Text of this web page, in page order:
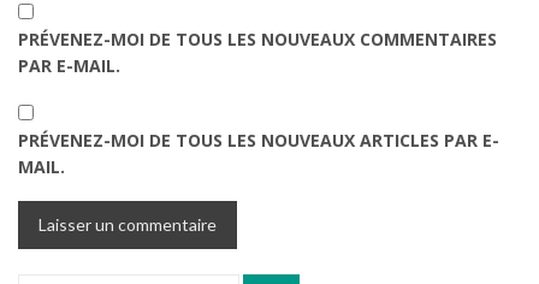
PRÉVENEZ-MOI DE TOUS LES NOUVEAUX COMMENTAIRES
PAR E-MAIL.
PRÉVENEZ-MOI DE TOUS LES NOUVEAUX ARTICLES PAR E-
MAIL.